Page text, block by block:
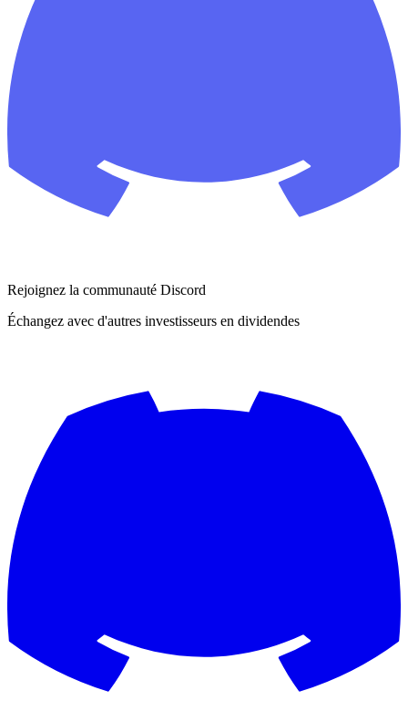
Rejoignez la communauté Discord
Échangez avec d'autres investisseurs en dividendes